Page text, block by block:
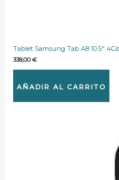
Tablet Samsung Tab A8 10.5″
338,00€
AÑADIR AL CARRITO